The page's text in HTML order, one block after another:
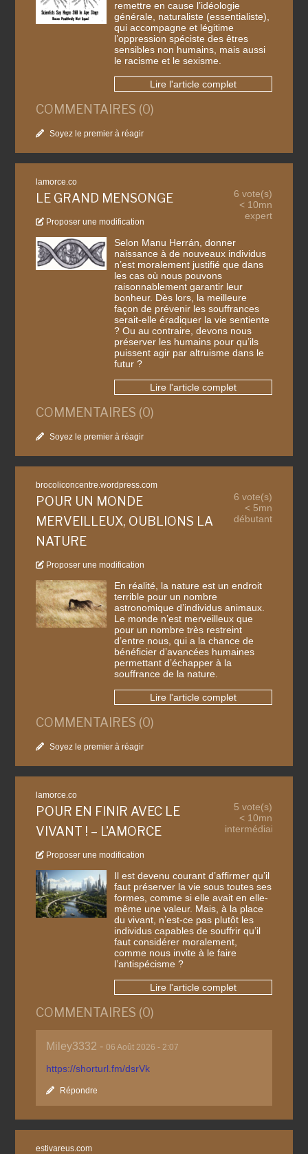
remettre en cause l’idéologie
générale, naturaliste (essentialiste),
qui accompagne et légitime
l’oppression spéciste des êtres
sensibles non humains, mais aussi
le racisme et le sexisme.
Lire l'article complet
COMMENTAIRES (0)
Soyez le premier à réagir
lamorce.co
LE GRAND MENSONGE
Proposer une modification
6 vote(s)
< 10mn
expert
Selon Manu Herrán, donner
naissance à de nouveaux individus
n’est moralement justifié que dans
les cas où nous pouvons
raisonnablement garantir leur
bonheur. Dès lors, la meilleure
façon de prévenir les souffrances
serait-elle éradiquer la vie sentiente
? Ou au contraire, devons nous
préserver les humains pour qu’ils
puissent agir par altruisme dans le
futur ?
Lire l'article complet
COMMENTAIRES (0)
Soyez le premier à réagir
brocoliconcentre.wordpress.com
POUR UN MONDE
MERVEILLEUX, OUBLIONS LA
NATURE
Proposer une modification
6 vote(s)
< 5mn
débutant
En réalité, la nature est un endroit
terrible pour un nombre
astronomique d’individus animaux.
Le monde n’est merveilleux que
pour un nombre très restreint
d’entre nous, qui a la chance de
bénéficier d’avancées humaines
permettant d’échapper à la
souffrance de la nature.
Lire l'article complet
COMMENTAIRES (0)
Soyez le premier à réagir
lamorce.co
POUR EN FINIR AVEC LE
VIVANT ! – L'AMORCE
Proposer une modification
5 vote(s)
< 10mn
intermédiaire
Il est devenu courant d’affirmer qu’il
faut préserver la vie sous toutes ses
formes, comme si elle avait en elle-
même une valeur. Mais, à la place
du vivant, n’est-ce pas plutôt les
individus capables de souffrir qu’il
faut considérer moralement,
comme nous invite à le faire
l’antispécisme ?
Lire l'article complet
COMMENTAIRES (0)
Miley3332 -06 Août 2026 - 2:07
https://shorturl.fm/dsrVk
Répondre
estivareus.com